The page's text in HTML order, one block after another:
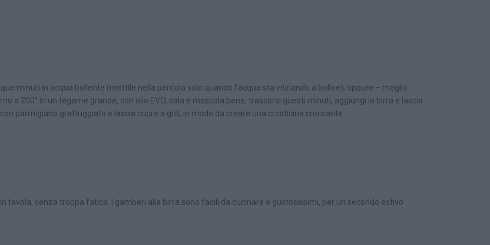
minuti in acqua bollente (mettile nella pentola solo quando l’acqua sta iniziando a bollire), oppure – meglio
a 200° in un tegame grande, con olio EVO, sala e mescola bene; trascorsi questi minuti, aggiungi la birra e lascia
parmigiano grattuggiato e lascia cuore a grill, in modo da creare una crosticina croccante.
tavola, senza troppa fatica. I gamberi alla birra sono facili da cucinare e gustosissimi, per un secondo estivo